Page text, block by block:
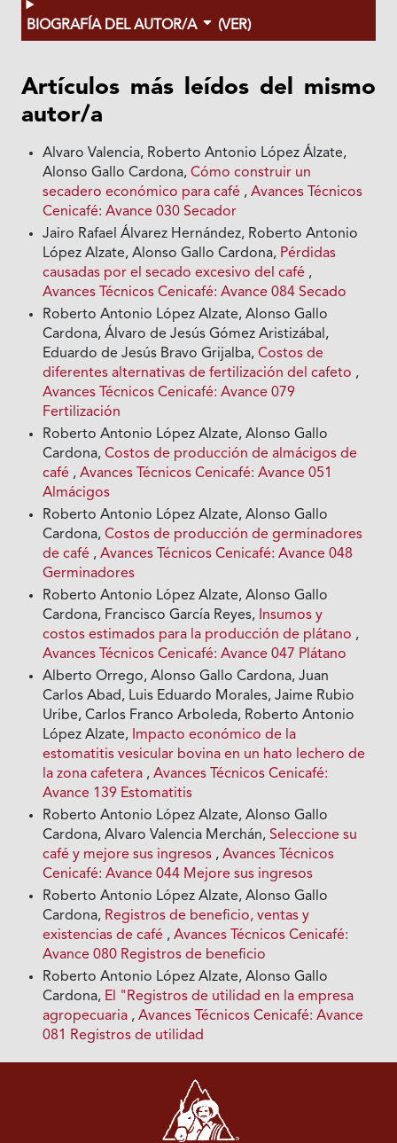
BIOGRAFÍA DEL AUTOR/A (VER)
Artículos más leídos del mismo
autor/a
Alvaro Valencia, Roberto Antonio López Álzate,
Alonso Gallo Cardona,Cómo construir un
secadero económico para café ,Avances Técnicos
Cenicafé: Avance 030 Secador
Jairo Rafael Álvarez Hernández, Roberto Antonio
López Alzate, Alonso Gallo Cardona, Pérdidas
causadas por el secado excesivo del café ,
Avances Técnicos Cenicafé: Avance 084 Secado
Roberto Antonio López Alzate, Alonso Gallo
Cardona, Álvaro de Jesús Gómez Aristizábal,
Eduardo de Jesús Bravo Grijalba,Costos de
diferentes alternativas de fertilización del cafeto ,
Avances Técnicos Cenicafé: Avance 079
Fertilización
Roberto Antonio López Alzate, Alonso Gallo
Cardona,Costos de producción de almácigos de
café ,Avances Técnicos Cenicafé: Avance 051
Almácigos
Roberto Antonio López Alzate, Alonso Gallo
Cardona,Costos de producción de germinadores
de café ,Avances Técnicos Cenicafé: Avance 048
Germinadores
Roberto Antonio López Alzate, Alonso Gallo
Cardona, Francisco García Reyes, Insumos y
costos estimados para la producción de plátano ,
Avances Técnicos Cenicafé: Avance 047 Plátano
Alberto Orrego, Alonso Gallo Cardona, Juan
Carlos Abad, Luis Eduardo Morales, Jaime Rubio
Uribe, Carlos Franco Arboleda, Roberto Antonio
López Alzate, Impacto económico de la
estomatitis vesicular bovina en un hato lechero de
la zona cafetera ,Avances Técnicos Cenicafé:
Avance 139 Estomatitis
Roberto Antonio López Alzate, Alonso Gallo
Cardona, Alvaro Valencia Merchán,Seleccione su
café y mejore sus ingresos ,Avances Técnicos
Cenicafé: Avance 044 Mejore sus ingresos
Roberto Antonio López Alzate, Alonso Gallo
Cardona, Registros de beneficio, ventas y
existencias de café ,Avances Técnicos Cenicafé:
Avance 080 Registros de beneficio
Roberto Antonio López Alzate, Alonso Gallo
Cardona, El "Registros de utilidad en la empresa
agropecuaria ,Avances Técnicos Cenicafé: Avance
081 Registros de utilidad